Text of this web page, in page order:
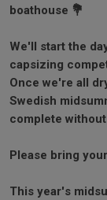
boathouse 💐
We'll start the
capsizing
Once we're all
Swedish
complete
Please bring
This year's